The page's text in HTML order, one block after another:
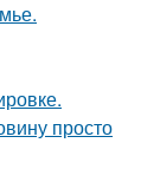
просто